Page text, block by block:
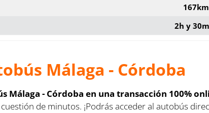
167km
2h y
Málaga - Córdoba
Málaga - Córdoba en una transacción 100%
de minutos. ¡Podrás acceder al autobús